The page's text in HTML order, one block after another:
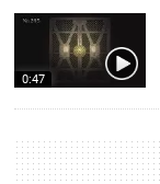
0:47